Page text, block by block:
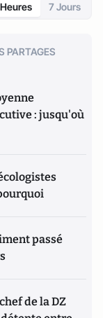
7 Jours
PARTAGES
: jusqu'où
passé
de la DZ